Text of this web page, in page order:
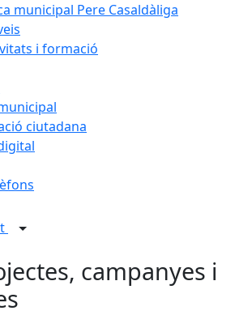
municipal Pere Casaldàliga
i formació
ciutadana
campanyes i